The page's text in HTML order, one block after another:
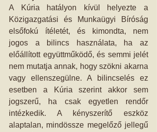
A Kúria hatályon kívül helyezte a
Közigazgatási és Munkaügyi Bíróság
elsőfokú ítéletét, és kimondta, nem
jogos a bilincs használata, ha az
előállított együttműködő, és semmi jelét
nem mutatja annak, hogy szökni akarna
vagy ellenszegülne. A bilincselés ez
esetben a Kúria szerint akkor sem
jogszerű, ha csak egyetlen rendőr
intézkedik. A kényszerítő eszköz
alaptalan, mindössze megelőző jellegű